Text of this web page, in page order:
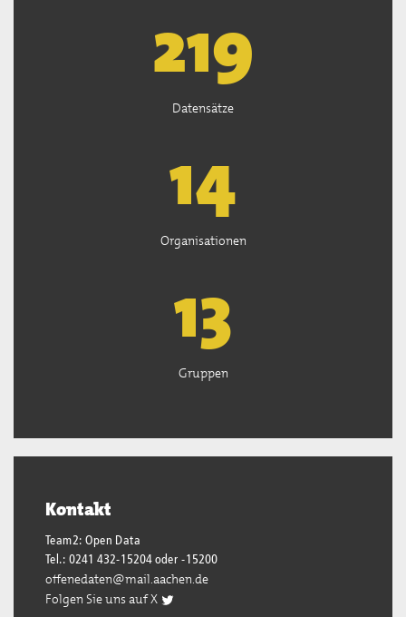
220
Datensätze
15
Organisationen
13
Gruppen
Kontakt
Team2: Open Data
Tel.: 0241 432-15204 oder -15200
offenedaten@mail.aachen.de
Folgen Sie uns auf X